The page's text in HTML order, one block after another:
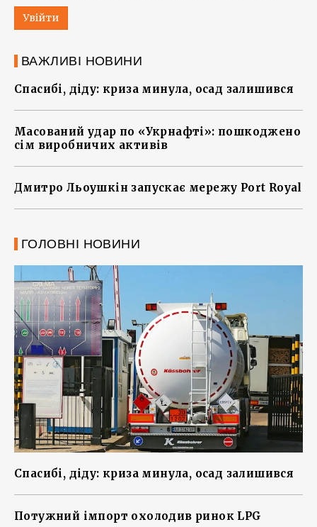
Увійти
ВАЖЛИВІ НОВИНИ
Спасибі, діду: криза минула, осад залишився
Масований удар по «Укрнафті»: пошкоджено
сім виробничих активів
Дмитро Льоушкін запускає мережу Port Royal
ГОЛОВНІ НОВИНИ
Спасибі, діду: криза минула, осад залишився
Потужний імпорт охолодив ринок LPG